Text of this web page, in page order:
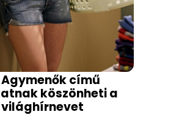
Agymenők című
köszönheti a
világhírnevet